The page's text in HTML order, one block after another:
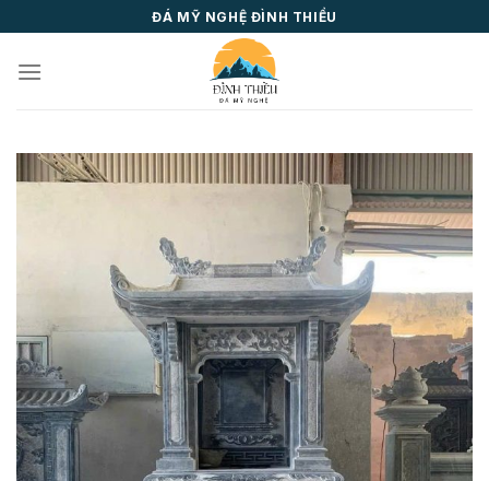
to
content
ĐÁ MỸ NGHỆ ĐÌNH THIỀU